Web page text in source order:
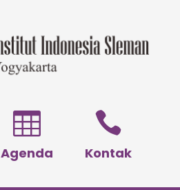

Kontak

Agenda